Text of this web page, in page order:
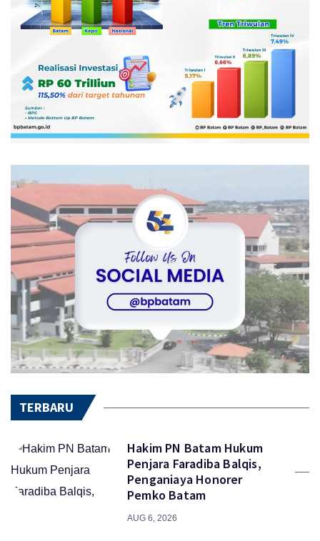
TERBARU
Hakim PN Batam Hukum
Penjara Faradiba Balqis,
Penganiaya Honorer
Pemko Batam
AUG 6, 2026